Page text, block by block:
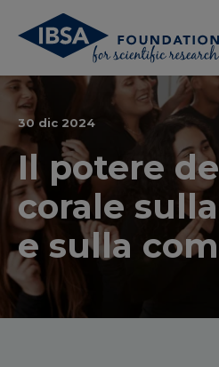
30 dic 2024
Il potere
corale
e sulla